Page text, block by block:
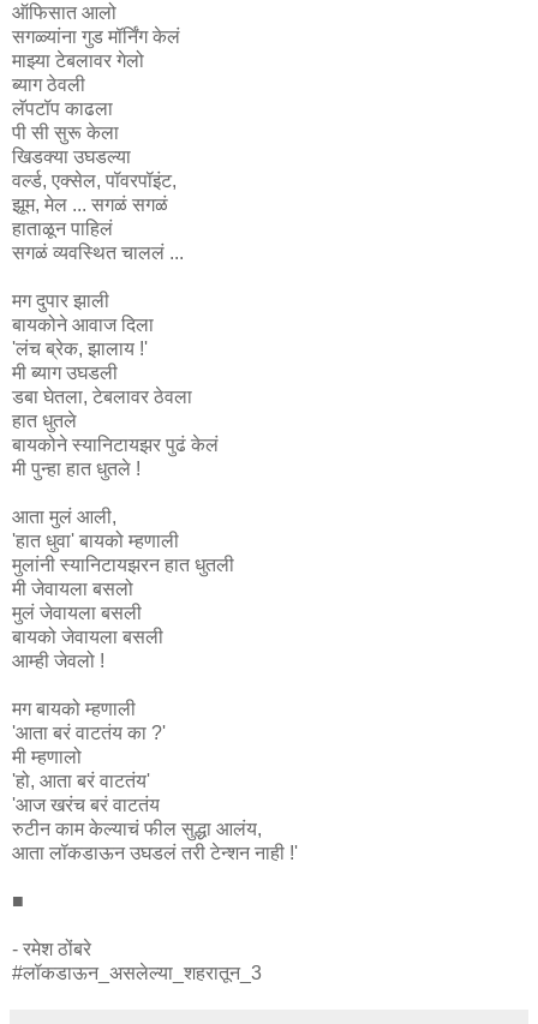
ऑफिसात आलो
सगळ्यांना गुड मॉर्निंग केलं
माझ्या टेबलावर गेलो
ब्याग ठेवली
लॅपटॉप काढला
पी सी सुरू केला
खिडक्या उघडल्या
वर्ल्ड, एक्सेल, पॉवरपॉइंट,
झूम, मेल ... सगळं सगळं
हाताळून पाहिलं
सगळं व्यवस्थित चाललं ...
मग दुपार झाली
बायकोने आवाज दिला
'लंच ब्रेक, झालाय !'
मी ब्याग उघडली
डबा घेतला, टेबलावर ठेवला
हात धुतले
बायकोने स्यानिटायझर पुढं केलं
मी पुन्हा हात धुतले !
आता मुलं आली,
'हात धुवा' बायको म्हणाली
मुलांनी स्यानिटायझरन हात धुतली
मी जेवायला बसलो
मुलं जेवायला बसली
बायको जेवायला बसली
आम्ही जेवलो !
मग बायको म्हणाली
'आता बरं वाटतंय का ?'
मी म्हणालो
'हो, आता बरं वाटतंय'
'आज खरंच बरं वाटतंय
रुटीन काम केल्याचं फील सुद्धा आलंय,
आता लॉकडाऊन उघडलं तरी टेन्शन नाही !'
■
- रमेश ठोंबरे
#लॉकडाऊन_असलेल्या_शहरातून_3